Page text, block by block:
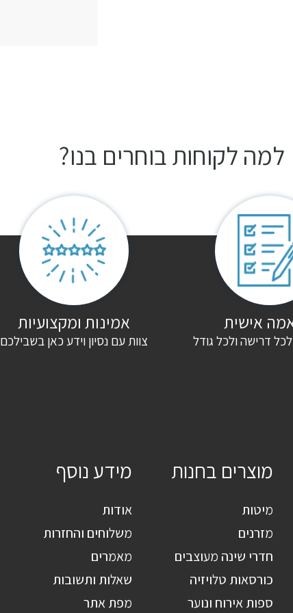
למה לקוחות בוחרים בנו?
אישית
דרישה ולכל גודל
אמינות ומקצועיות
צוות עם נסיון וידע כאן בשבילכם
מוצרים בחנות
מיטות
מזרנים
חדרי שינה מעוצבים
כורסאות טלויזיה
ספות אירוח ונוער
מידע נוסף
אודות
משלוחים והחזרות
מאמרים
שאלות ותשובות
מפת אתר